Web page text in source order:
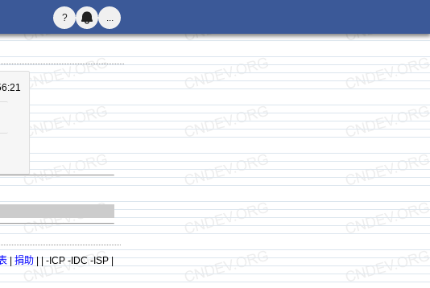
? ...
|捐助|| -ICP -IDC -ISP |